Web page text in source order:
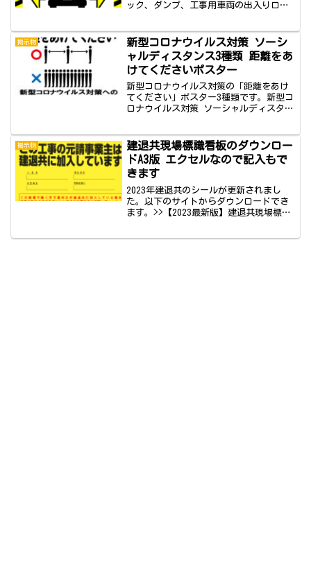
ック、ダンプ、工事用車両の出入り口の
ラック出入口ダンプ出入口工事用車両出
入口の3種で、イラストを...
掲示物
新型コロナウイルス対策 ソーシ
ャルディスタンス3種類 距離をあ
けてくださいポスター
新型コロナウイルス対策の「距離をあけ
てください」ポスター3種類です。新型コ
ロナウイルス対策 ソーシャルディスタン
くださいポスター3種です。3種類とも距
離をあけてくださ...
掲示物
建退共現場標識看板のダウンロー
ドA3版 エクセルなので記入もで
きます
2023年建退共のシールが更新されまし
た。以下のサイトからダウンロードでき
ます。>>【2023最新版】建退共現場標識